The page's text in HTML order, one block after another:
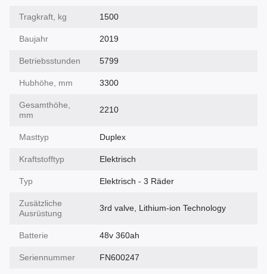
Tragkraft, kg 1500
Baujahr 2019
Betriebsstunden 5799
Hubhöhe, mm 3300
Gesamthöhe,
mm
2210
Masttyp Duplex
Kraftstofftyp Elektrisch
Typ Elektrisch - 3 Räder
Zusätzliche
Ausrüstung
3rd valve, Lithium-ion Technology
Batterie 48v 360ah
Seriennummer FN600247